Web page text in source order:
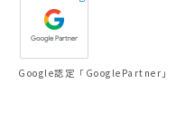
Google認定「GooglePartner」